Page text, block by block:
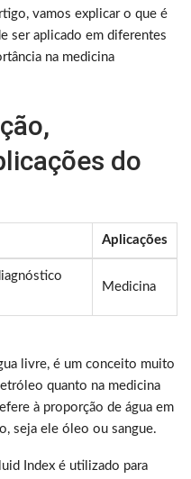
vamos explicar o que é
ser aplicado em diferentes
na medicina
do
Aplicações
Medicina
livre, é um conceito muito
quanto na medicina
à proporção de água em
seja ele óleo ou sangue.
Index é utilizado para